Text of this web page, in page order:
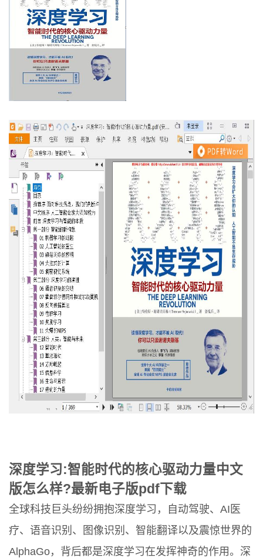
深度学习:智能时代的核心驱动力量中文
版怎么样?最新电子版pdf下载
全球科技巨头纷纷拥抱深度学习，自动驾驶、AI医
疗、语音识别、图像识别、智能翻译以及震惊世界的
AlphaGo，背后都是深度学习在发挥神奇的作用。深